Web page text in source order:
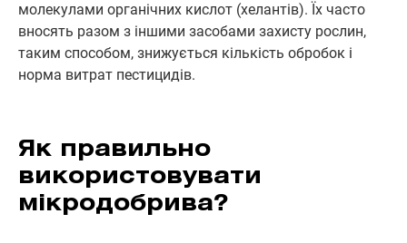
молекулами органічних кислот (хелантів). Їх часто
вносять разом з іншими засобами захисту рослин,
таким способом, знижується кількість обробок і
норма витрат пестицидів.
Як правильно
використовувати
мікродобрива?